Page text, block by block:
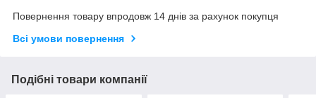
Повернення товару впродовж 14 днів за рахунок покупця
Всі умови повернення
Подібні товари компанії